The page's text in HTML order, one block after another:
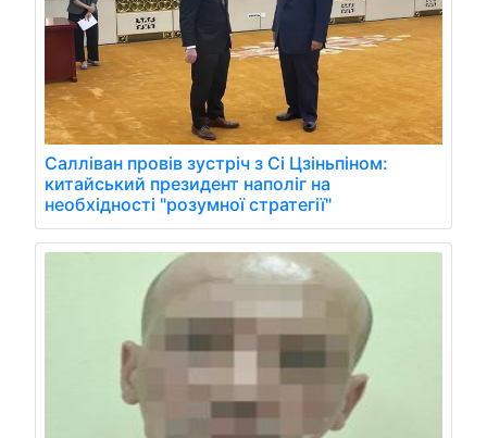
Салліван провів зустріч з Сі Цзіньпіном:
китайський президент наполіг на
необхідності "розумної стратегії"